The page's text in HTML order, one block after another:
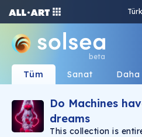
beta
Tüm Sanat
Do Machines
dreams
This collection is